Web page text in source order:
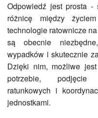
Odpowiedź jest prosta -
różnicę między
technologie ratownicze
są obecnie
wypadków i skutecznie
Dzięki nim, możliwe
potrzebie, podjęcie
ratunkowych i
jednostkami.